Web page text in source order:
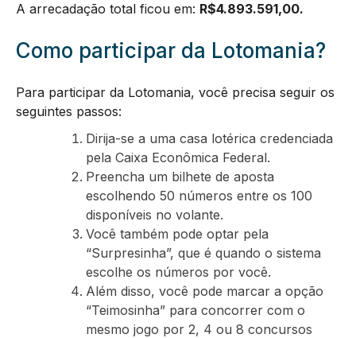
A arrecadação total ficou em: R$4.893.591,00.
Como participar da Lotomania?
Para participar da Lotomania, você precisa seguir os
seguintes passos:
Dirija-se a uma casa lotérica credenciada
pela Caixa Econômica Federal.
Preencha um bilhete de aposta
escolhendo 50 números entre os 100
disponíveis no volante.
Você também pode optar pela
“Surpresinha”, que é quando o sistema
escolhe os números por você.
Além disso, você pode marcar a opção
“Teimosinha” para concorrer com o
mesmo jogo por 2, 4 ou 8 concursos